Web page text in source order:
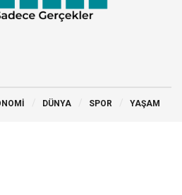
DÜNYA SPOR
YAŞAM